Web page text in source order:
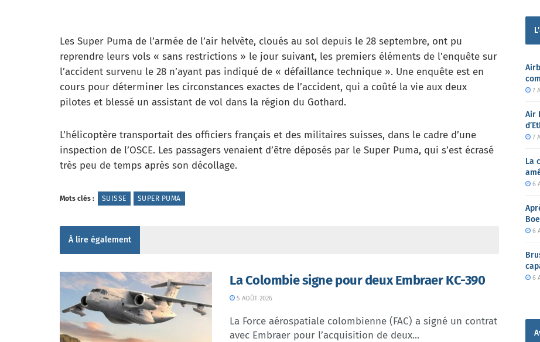
Les Super Puma de l’armée de l’air helvète, cloués au sol depuis le 28 septembre, ont pu
reprendre leurs vols « sans restrictions » le jour suivant, les premiers éléments de l’enquête sur
l’accident survenu le 28 n’ayant pas indiqué de « défaillance technique ». Une enquête est en
cours pour déterminer les circonstances exactes de l’accident, qui a coûté la vie aux deux
pilotes et blessé un assistant de vol dans la région du Gothard.
L’hélicoptère transportait des officiers français et des militaires suisses, dans le cadre d’une
inspection de l’OSCE. Les passagers venaient d’être déposés par le Super Puma, qui s’est écrasé
très peu de temps après son décollage.
Mots clés : SUISSE SUPER PUMA
À lire également
La Colombie signe pour deux Embraer KC-390
5 AOÛT 2026
La Force aérospatiale colombienne (FAC) a signé un contrat
avec Embraer pour l’acquisition de deux...
7
Air
7
La
6
6
6